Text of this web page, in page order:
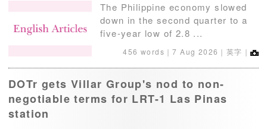
The Philippine economy slowed
down in the second quarter to a
five-year low of 2.8 ...
456 words｜7 Aug 2026 ｜英字｜
DOTr gets Villar Group's nod to non-
negotiable terms for LRT-1 Las Pinas
station